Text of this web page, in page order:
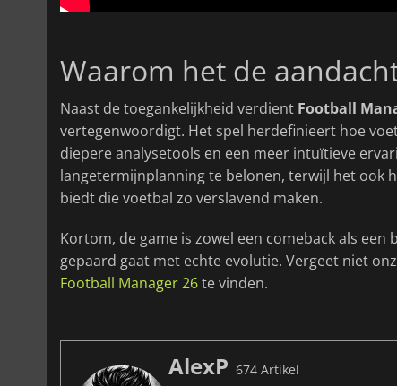
Waarom het de
Naast de toegankelijkheid verdient Football
vertegenwoordigt. Het spel herdefinieert hoe
diepere analysetools en een meer intuïtieve
langetermijnplanning te belonen, terwijl het ook
biedt die voetbal zo verslavend maken.
Kortom, de game is zowel een comeback als
gepaard gaat met echte evolutie. Vergeet niet
Football Manager 26te vinden.
AlexP 674 Artikel